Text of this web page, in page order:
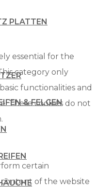
PLATTEN
& FELGEN
essential for the
category only
functionalities and
These cookies do not
certain
of the website